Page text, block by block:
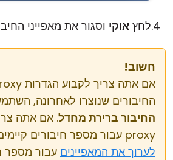
לחץ אוקי וסגור את מאפייני
חשוב!
החיבורים שנוצרו לאחרונה,
החיבור ברירת מחדל. אם אתה
proxy עבור מספר חיבורים קיימים, למד כיצד
לערוך את המאפיינים עבור מספר